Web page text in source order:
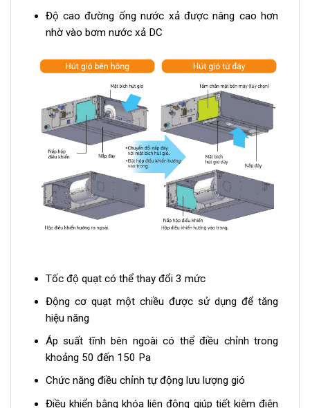
Độ cao đường ống nước xả được nâng cao hơn
nhờ vào bơm nước xả DC
Tốc độ quạt có thể thay đổi 3 mức
Động cơ quạt một chiều được sử dụng để tăng
hiệu năng
Áp suất tĩnh bên ngoài có thể điều chỉnh trong
khoảng 50 đến 150 Pa
Chức năng điều chỉnh tự động lưu lượng gió
Điều khiển bằng khóa liên động giúp tiết kiệm điện